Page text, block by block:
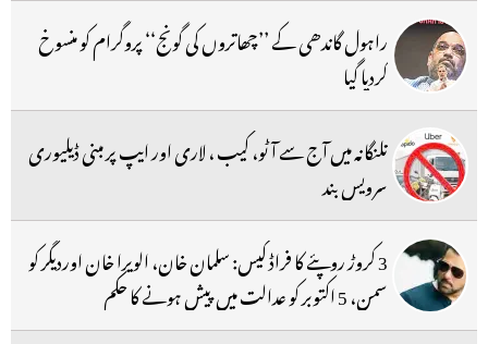
راہول گاندھی کے ’’چھاتروں کی گونج‘‘ پروگرام کو منسوخ
کردیا گیا
تلنگانہ میں آج سے آٹو، کیب ، لاری اور ایپ پر مبنی ڈیلیوری
سرویس بند
3 کروڑ روپئے کا فراڈ کیس: سلمان خان، الویرا خان اوردیگر کو
سمن، 5 اکتوبر کو عدالت میں پیش ہونے کا حکم